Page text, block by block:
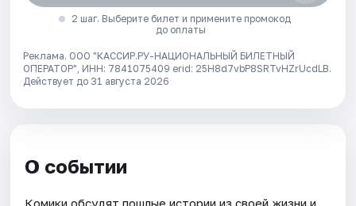
2 шаг. Выберите билет и примените промокод
до оплаты
Реклама. ООО "КАССИР.РУ-НАЦИОНАЛЬНЫЙ БИЛЕТНЫЙ
ОПЕРАТОР", ИНН: 7841075409 erid: 25H8d7vbP8SRTvHZrUcdLB.
Действует до 31 августа 2026
О событии
Комики обсудят пошлые истории из своей жизни и